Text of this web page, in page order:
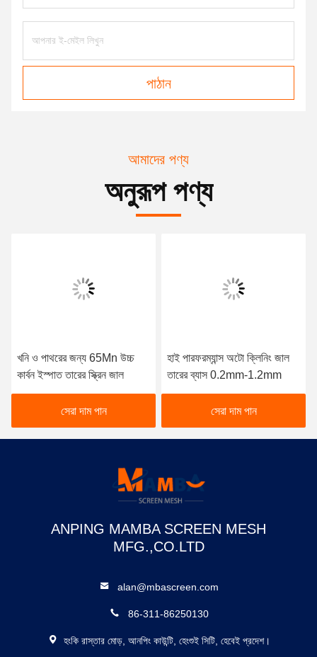
পাঠান
আমাদের পণ্য
অনুরূপ পণ্য
খনি ও পাথরের জন্য 65Mn উচ্চ
কার্বন ইস্পাত তারের স্ক্রিন জাল
সেরা দাম পান
হাই পারফরম্যান্স অটো ক্লিনিং জাল
তারের ব্যাস 0.2mm-1.2mm
সেরা দাম পান
ANPING MAMBA SCREEN MESH
MFG.,CO.LTD
alan@mbascreen.com
86-311-86250130
হংকি রাস্তার মোড়, আনপিং কাউন্টি, হেংশুই সিটি, হেবেই প্রদেশ।